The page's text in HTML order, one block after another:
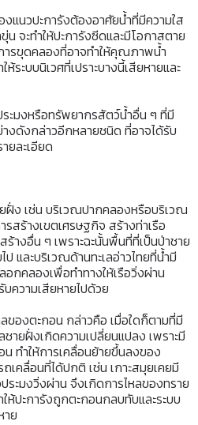
แนวปะการังต้องอาศัยน้ำที่มีความใส
น จะทำให้ปะการังซีดและมีโอกาสตาย
ารขุดคลองที่อาจทำให้คุณภาพน้ำ
ระบบนิเวศที่เปราะบางนี้เสียหายและ
ะมงหรือทรัพยากรสัตว์น้ำอื่น ๆ ที่มี
งดังกล่าวอีกหลายชนิด ที่อาจได้รับ
ยละเอียด
ง เช่น บริเวณปากคลองหรือบริเวณ
สร้างเขตเศรษฐกิจ สร้างท่าเรือ
างอื่น ๆ เพราะฉะนั้นพื้นที่ที่เป็นป่าชาย
และบริเวณด้านทะเลอ่าวไทยที่น้ำมี
กคลองเพื่อทำทางให้เรือวิ่งผ่าน
บความเสียหายไปด้วย
ของตะกอน กล่าวคือ เมื่อใดก็ตามที่มี
ายฝั่งเกิดความเปลี่ยนแปลง เพราะมี
ทำให้การเคลื่อนย้ายขึ้นลงของ
เคลื่อนที่ได้ปกติ เช่น เกาะสมุยเคยมี
ระมงวิ่งผ่าน จึงเกิดการไหลของทราย
ห้ปะการังถูกตะกอนกลบทับและระบบ
าย